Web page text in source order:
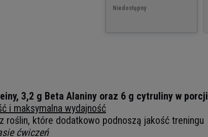
Niedostępny
3,2 g Beta Alaniny oraz 6 g cytruliny w porcji
i maksymalna wydajność
roślin, które dodatkowo podnoszą jakość treningu
ćwiczeń